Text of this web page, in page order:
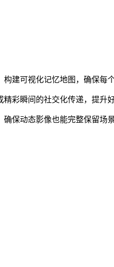
建可视化记忆地图，确保每
彩瞬间的社交化传递，提升
保动态影像也能完整保留场